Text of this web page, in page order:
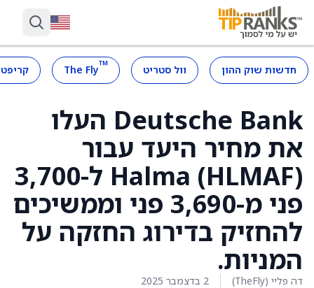
חדשות שוק ההון וול סטריט ™
The Fly
Deutsche Bank העלו
את מחיר היעד עבור
Halma (HLMAF) ל-3,700
פני מ-3,690 פני וממשיכים
להחזיק בדירוג החזקה על
המניות.
דה פליי (TheFly) 2 בדצמבר 2025